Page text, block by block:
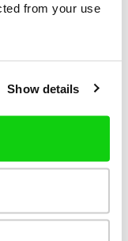
from your use
Show details
personnel.
à